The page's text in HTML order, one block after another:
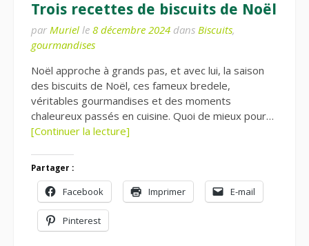
Trois recettes de biscuits de Noël
par Muriel le 8 décembre 2024 dans Biscuits,
gourmandises
Noël approche à grands pas, et avec lui, la saison
des biscuits de Noël, ces fameux bredele,
véritables gourmandises et des moments
chaleureux passés en cuisine. Quoi de mieux pour…
[Continuer la lecture]
Partager :
Facebook Imprimer E-mail
Pinterest